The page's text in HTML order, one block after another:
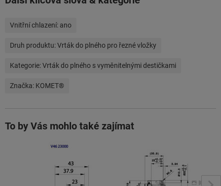
Vnitřní chlazení: ano
Druh produktu:Vrták do plného pro řezné vložky
Kategorie:Vrták do plného s vyměnitelnými destičkami
Značka: KOMET®
To by Vás mohlo také zajímat